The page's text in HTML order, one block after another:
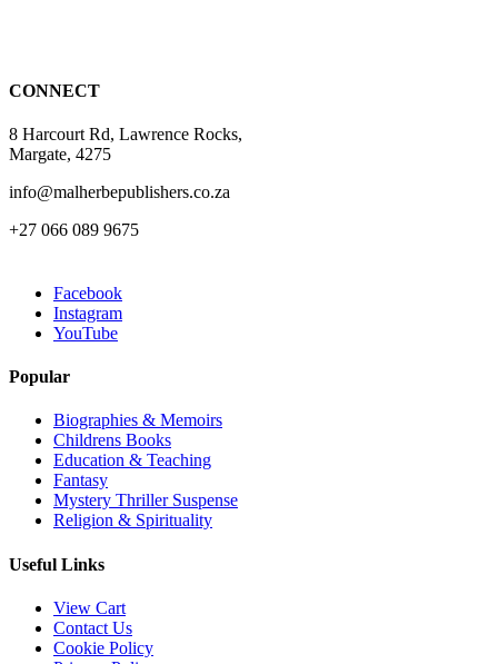
CONNECT
8 Harcourt Rd, Lawrence Rocks,
Margate, 4275
info@malherbepublishers.co.za
+27 066 089 9675
Facebook
Instagram
YouTube
Popular
Biographies & Memoirs
Childrens Books
Education & Teaching
Fantasy
Mystery Thriller Suspense
Religion & Spirituality
Useful Links
View Cart
Contact Us
Cookie Policy